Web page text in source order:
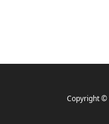
Copyright©